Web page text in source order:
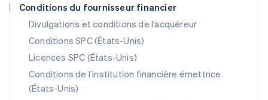
Conditions du fournisseur financier
Divulgations et conditions de l’acquéreur
Conditions SPC (États-Unis)
Licences SPC (États-Unis)
Conditions de l’institution financière émettrice
(États-Unis)
Malaisie
Malte
English
Mexique
Norvège
English